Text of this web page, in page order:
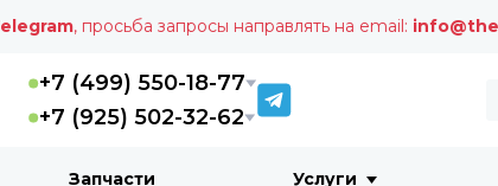
, просьба запросы направлять на email:
+7 (499) 550-18-77
+7 (925) 502-32-62
Запчасти Услуги